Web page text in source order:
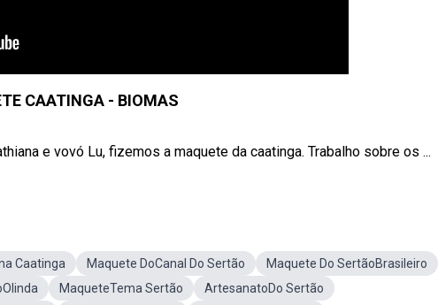
CAATINGA - BIOMAS
e vovó Lu, fizemos a maquete da caatinga. Trabalho sobre os ...
Caatinga Maquete DoCanal Do Sertão
Maquete Do SertãoBrasileiro
MaqueteTema Sertão
ArtesanatoDo Sertão